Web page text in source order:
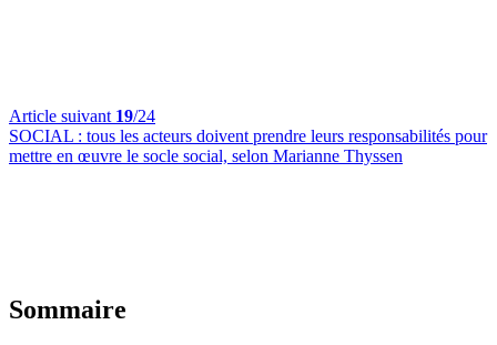
Article suivant 19/24
SOCIAL : tous les acteurs doivent prendre leurs responsabilités pour
mettre en œuvre le socle social, selon Marianne Thyssen
Sommaire